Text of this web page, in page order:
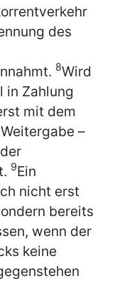
des
8Wird
in Zahlung
mit dem
–
9Ein
nicht erst
bereits
wenn der
keine